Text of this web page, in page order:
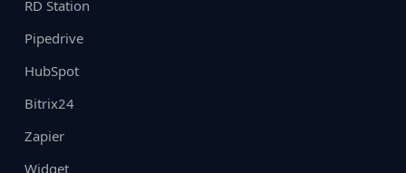
RD Station
Pipedrive
HubSpot
Bitrix24
Zapier
Widget